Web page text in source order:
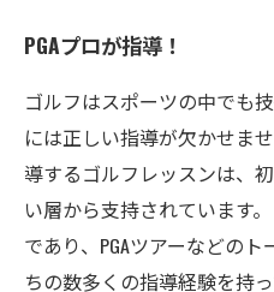
PGAプロが指導！
ゴルフはスポーツの中でも
には正しい指導が欠かせま
導するゴルフレッスンは、
い層から支持されています
であり、PGAツアーなどの
ちの数多くの指導経験を持